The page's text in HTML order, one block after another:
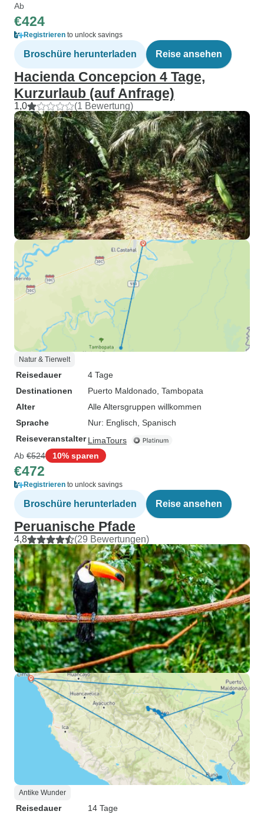
Ab
€424
Registrieren to unlock savings
Broschüre herunterladen Reise ansehen
Hacienda Concepcion 4 Tage,
Kurzurlaub (auf Anfrage)
1,0 (1 Bewertung)
Natur & Tierwelt
Reisedauer
4 Tage
Destinationen
Puerto Maldonado , Tambopata
Alter
Alle Altersgruppen willkommen
Sprache
Nur: Englisch, Spanisch
Reiseveranstalter LimaTours
Ab €524 10% sparen
€472
Registrieren to unlock savings
Broschüre herunterladen Reise ansehen
Peruanische Pfade
4,8 (29 Bewertungen)
Antike Wunder
Reisedauer
14 Tage